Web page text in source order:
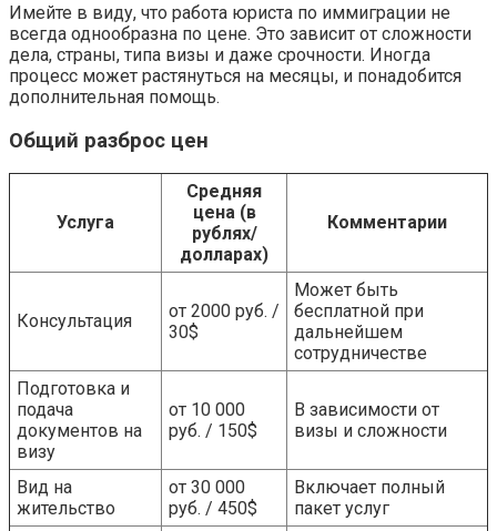
Имейте в виду, что работа юриста по иммиграции не
всегда однообразна по цене. Это зависит от сложности
дела, страны, типа визы и даже срочности. Иногда
процесс может растянуться на месяцы, и понадобится
дополнительная помощь.
Общий разброс цен
Услуга
Средняя
цена (в
рублях/
долларах)
Комментарии
Консультация
от 2000 руб. /
30$
Может быть
бесплатной при
дальнейшем
сотрудничестве
Подготовка и
подача
документов на
визу
от 10 000
руб. / 150$
В зависимости от
визы и сложности
Вид на
жительство
от 30 000
руб. / 450$
Включает полный
пакет услуг